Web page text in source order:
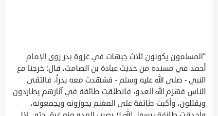
"المسلمون يكونون ثلاث جبهات في غزوة بدر روى الإمام
أحمد في مسنده من حديث عبادة بن الصامت، قال: خرجنا مع
النبي - صلى الله عليه وسلم - فشهدت معه بدراً، فالتقى
الناس فهزم الله العدو، فانطلقت طائفة في آثارهم يطاردون
ويقتلون، وأكبت طائفة على المغنم يحوزونه ويجمعونه،